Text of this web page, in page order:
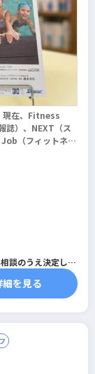
現在、Fitness
誌）、NEXT（ス
（フィットネス
談のうえ決定しま
れる場合がありま
細を見る